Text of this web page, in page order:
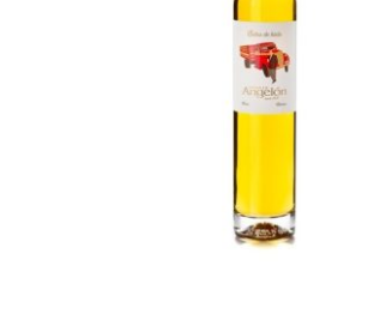
AÑADIR AL CARRITO